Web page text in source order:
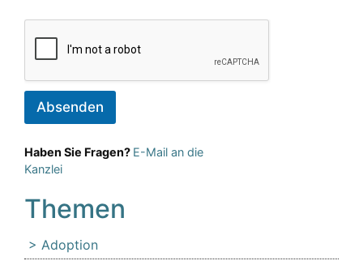
Absenden
Haben Sie Fragen? E-Mail an die
Kanzlei
Themen
Adoption